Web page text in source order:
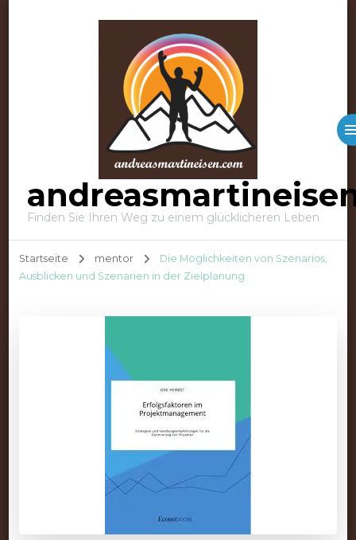
Finden Sie Ihren Weg zu einem glücklicheren Leben
Startseite mentor
Die Möglichkeiten von Szenarios,
Ausblicken und Szenarien in der Zielplanung